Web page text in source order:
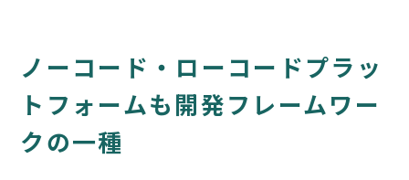
ノーコード・ローコードプラッ
トフォームも開発フレームワー
クの一種